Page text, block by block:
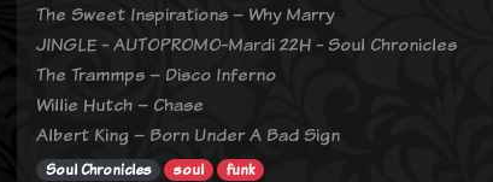
The Sweet Inspirations – Why Marry
JINGLE - AUTOPROMO-Mardi 22H - Soul Chronicles
The Trammps – Disco Inferno
Willie Hutch – Chase
Albert King – Born Under A Bad Sign
Soul Chronicles soul funk